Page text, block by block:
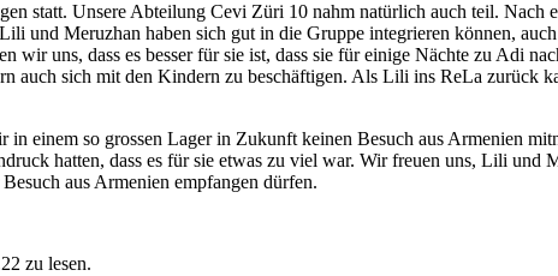
statt. Unsere Abteilung Cevi Züri 10 nahm natürlich auch teil. Nach
und Meruzhan haben sich gut in die Gruppe integrieren können,
wir uns, dass es besser für sie ist, dass sie für einige Nächte zu Adi
auch sich mit den Kindern zu beschäftigen. Als Lili ins ReLa
einem so grossen Lager in Zukunft keinen Besuch aus Armenien
hatten, dass es für sie etwas zu viel war. Wir freuen uns, Lili und
aus Armenien empfangen dürfen.
zu lesen.